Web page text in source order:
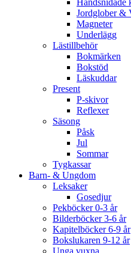
Handsnidade
Jordglober &
Magneter
Underlägg
Lästillbehör
Bokmärken
Bokstöd
Läskuddar
Present
P-skivor
Reflexer
Säsong
Påsk
Jul
Sommar
Tygkassar
Barn- & Ungdom
Leksaker
Gosedjur
Pekböcker 0-3 år
Bilderböcker 3-6 år
Kapitelböcker 6-9 år
Bokslukaren 9-12 år
Unga vuxna